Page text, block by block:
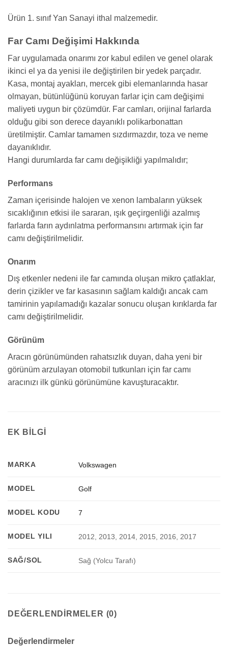
Ürün 1. sınıf Yan Sanayi ithal malzemedir.
Far Camı Değişimi Hakkında
Far uygulamada onarımı zor kabul edilen ve genel olarak
ikinci el ya da yenisi ile değiştirilen bir yedek parçadır.
Kasa, montaj ayakları, mercek gibi elemanlarında hasar
olmayan, bütünlüğünü koruyan farlar için cam değişimi
maliyeti uygun bir çözümdür. Far camları, orijinal farlarda
olduğu gibi son derece dayanıklı polikarbonattan
üretilmiştir. Camlar tamamen sızdırmazdır, toza ve neme
dayanıklıdır.
Hangi durumlarda far camı değişikliği yapılmalıdır;
Performans
Zaman içerisinde halojen ve xenon lambaların yüksek
sıcaklığının etkisi ile sararan, ışık geçirgenliği azalmış
farlarda farın aydınlatma performansını artırmak için far
camı değiştirilmelidir.
Onarım
Dış etkenler nedeni ile far camında oluşan mikro çatlaklar,
derin çizikler ve far kasasının sağlam kaldığı ancak cam
tamirinin yapılamadığı kazalar sonucu oluşan kırıklarda far
camı değiştirilmelidir.
Görünüm
Aracın görünümünden rahatsızlık duyan, daha yeni bir
görünüm arzulayan otomobil tutkunları için far camı
aracınızı ilk günkü görünümüne kavuşturacaktır.
EK BILGI
MARKA Volkswagen
MODEL Golf
MODEL KODU 7
MODEL YILI 2012, 2013, 2014, 2015, 2016, 2017
SAĞ/SOL Sağ (Yolcu Tarafı)
DEĞERLENDIRMELER (0)
Değerlendirmeler